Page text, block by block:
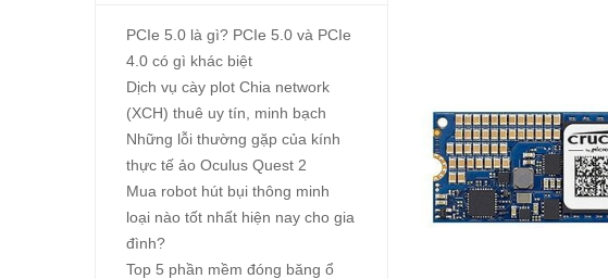
PCIe 5.0 là gì? PCIe 5.0 và PCIe
4.0 có gì khác biệt
Dịch vụ cày plot Chia network
(XCH) thuê uy tín, minh bạch
Những lỗi thường gặp của kính
thực tế ảo Oculus Quest 2
Mua robot hút bụi thông minh
loại nào tốt nhất hiện nay cho gia
đình?
Top 5 phần mềm đóng băng ổ